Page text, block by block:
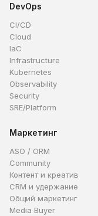
DevOps
CI/CD
Cloud
IaC
Infrastructure
Kubernetes
Observability
Security
SRE/Platform
Маркетинг
ASO / ORM
Community
Контент и креатив
CRM и удержание
Общий маркетинг
Media Buyer